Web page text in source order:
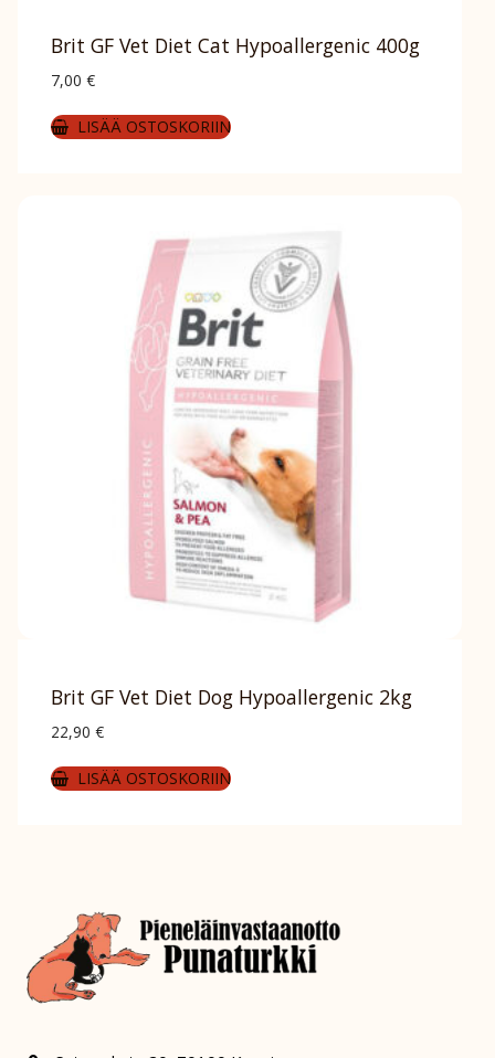
Brit GF Vet Diet Cat Hypoallergenic 400g
7,00 €
LISÄÄ OSTOSKORIIN
Brit GF Vet Diet Dog Hypoallergenic 2kg
22,90 €
LISÄÄ OSTOSKORIIN